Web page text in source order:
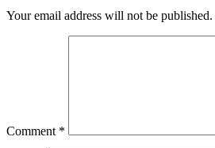
Your email address will not be published.
Comment *